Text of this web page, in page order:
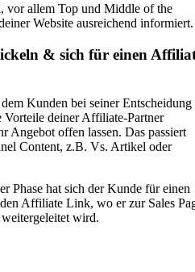
vor allem Top und Middle of the
Website ausreichend informiert.
& sich für einen
Kunden bei seiner Entscheidung
Vorteile deiner Affiliate-Partner
Angebot offen lassen. Das passiert
Content, z.B. Vs. Artikel oder
Phase hat sich der Kunde für einen
Affiliate Link, wo er zur Sales
weitergeleitet wird.